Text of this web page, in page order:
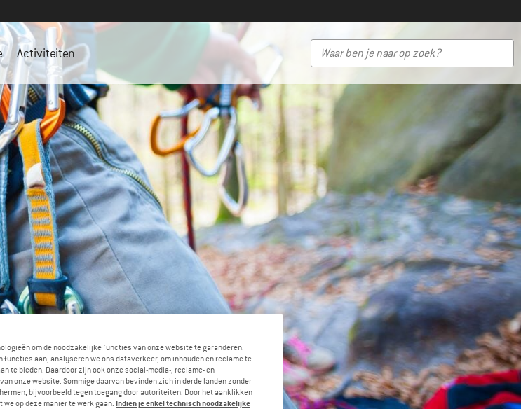
Activiteiten
om de noodzakelijke functies van onze website te garanderen.
functies aan, analyseren we ons dataverkeer, om inhouden en reclame te
te bieden. Daardoor zijn ook onze social-media-, reclame- en
onze website. Sommige daarvan bevinden zich in derde landen zonder
bijvoorbeeld tegen toegang door autoriteiten. Door het aanklikken
we op deze manier te werk gaan. Indien je enkel technisch noodzakelijke